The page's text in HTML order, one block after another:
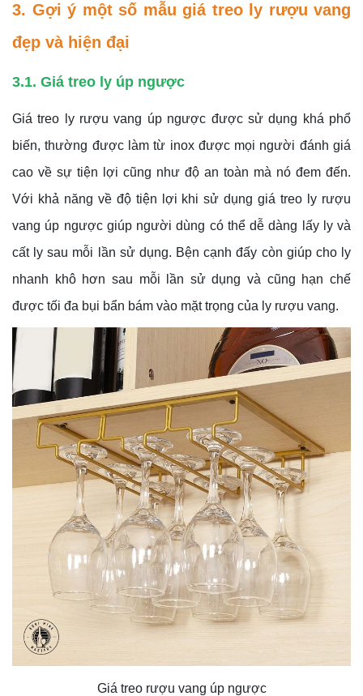
3. Gợi ý một số mẫu giá treo ly rượu vang
đẹp và hiện đại
3.1. Giá treo ly úp ngược
Giá treo ly rượu vang úp ngược được sử dụng khá phổ
biến, thường được làm từ inox được mọi người đánh giá
cao về sự tiện lợi cũng như độ an toàn mà nó đem đến.
Với khả năng về độ tiện lợi khi sử dụng giá treo ly rượu
vang úp ngược giúp người dùng có thể dễ dàng lấy ly và
cất ly sau mỗi lần sử dụng. Bện cạnh đấy còn giúp cho ly
nhanh khô hơn sau mỗi lần sử dụng và cũng hạn chế
được tối đa bụi bẩn bám vào mặt trọng của ly rượu vang.
Giá treo rượu vang úp ngược